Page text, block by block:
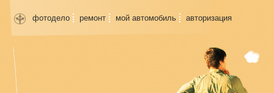
фотодело ремонт мой автомобиль авторизация